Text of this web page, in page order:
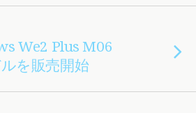
We2 Plus M06
を販売開始